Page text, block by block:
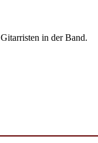
in der Band.